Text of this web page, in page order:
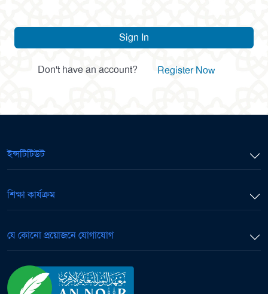
Sign In
Don't have an account? Register Now
ইন্সটিটিউট
শিক্ষা কার্যক্রম
যে কোনো প্রয়োজনে যোগাযোগ